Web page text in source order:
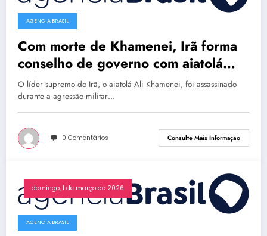
AGENCIA BRASIL
Com morte de Khamenei, Irã forma
conselho de governo com aiatolá
Arafi
O líder supremo do Irã, o aiatolá Ali Khamenei, foi assassinado
durante a agressão militar…
0 Comentários Consulte Mais Informação
domingo, 1 de março de 2026
AGENCIA BRASIL